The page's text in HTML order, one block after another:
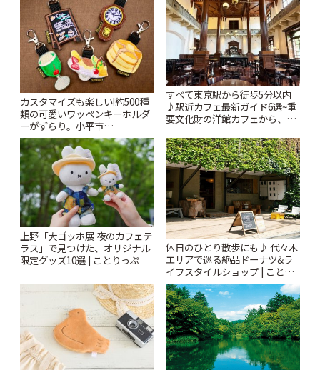
カスタマイズも楽しい!約500種
類の可愛いワッペンキーホルダ
ーがずらり。小平市
「Kimamaya T&K」 | ことりっ
ぷ
すべて東京駅から徒歩5分以内
♪駅近カフェ最新ガイド6選~重
要文化財の洋館カフェから、改
りっぷ
上野「大ゴッホ展 夜のカフェテ
ラス」で見つけた、オリジナル
限定グッズ10選 | ことりっぷ
休日のひとり散歩にも♪ 代々木
エリアで巡る絶品ドーナツ&ラ
イフスタイルショップ | ことり
っぷ